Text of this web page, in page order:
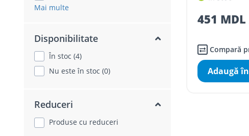
Mai multe
Disponibilitate
În stoc (4)
Nu este în stoc (0)
Reduceri
Produse cu reduceri
451
Compară
Adaugă